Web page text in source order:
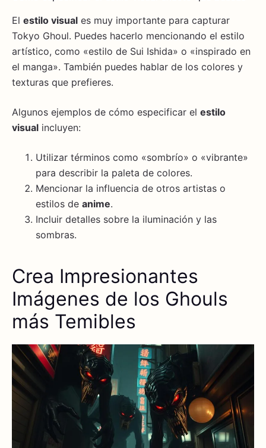
El estilo visual es muy importante para capturar
Tokyo Ghoul. Puedes hacerlo mencionando el estilo
artístico, como «estilo de Sui Ishida» o «inspirado en
el manga». También puedes hablar de los colores y
texturas que prefieres.
Algunos ejemplos de cómo especificar el estilo
visual incluyen:
Utilizar términos como «sombrío» o «vibrante»
para describir la paleta de colores.
Mencionar la influencia de otros artistas o
estilos de anime.
Incluir detalles sobre la iluminación y las
sombras.
Crea Impresionantes
Imágenes de los Ghouls
más Temibles